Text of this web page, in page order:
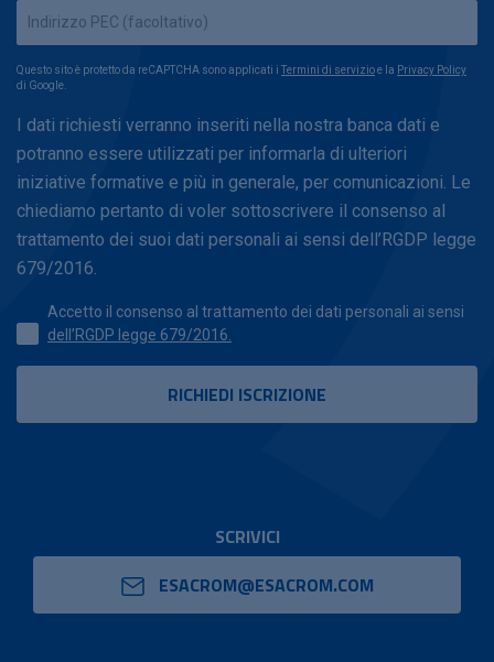
Questo sito è protetto da reCAPTCHA sono applicati i Termini di servizioe la Privacy Policy
di Google.
I dati richiesti verranno inseriti nella nostra banca dati e
potranno essere utilizzati per informarla di ulteriori
iniziative formative e più in generale, per comunicazioni. Le
chiediamo pertanto di voler sottoscrivere il consenso al
trattamento dei suoi dati personali ai sensi dell’RGDP legge
679/2016.
Accetto il consenso al trattamento dei dati personali ai sensi
dell’RGDP legge 679/2016.
SCRIVICI
ESACROM@ESACROM.COM